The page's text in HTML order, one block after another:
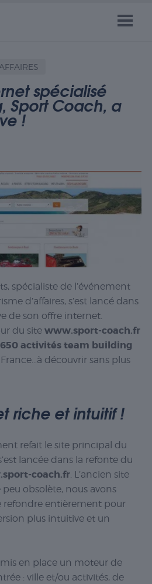
spécialisé
Sport Coach, a
!
spécialiste de l’événement
d’affaires, s’est lancé dans
de son offre internet.
du site www.sport-coach.fr
650 activités team building
découvrir sans plus
riche et intuitif !
refait le site principal du
lancée dans la refonte du
coach.fr. L’ancien site
obsolète, nous avons
refondre entièrement pour
plus intuitive et un
en place un moteur de
: ville et/ou activités, de